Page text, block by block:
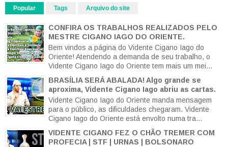
Popular Tags Arquivo do site
CONFIRA OS TRABALHOS REALIZADOS PELO
MESTRE CIGANO IAGO DO ORIENTE.
Bem vindos a página do Vidente Cigano Iago do
Oriente! Atendendo a demanda de seu trabalho, o
Vidente Cigano Iago do Oriente tem mais um mei...
BRASÍLIA SERÁ ABALADA! Algo grande se
aproxima, Vidente Cigano Iago abriu as cartas.
Vidente Cigano Iago do Oriente manda mensagem
para o público, as dificuldades chegaram. Vidente
Cigano Iago do Oriente está envolto numa tra...
VIDENTE CIGANO FEZ O CHÃO TREMER COM
PROFECIA | STF | URNAS | BOLSONARO